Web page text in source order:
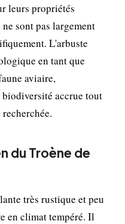
leurs propriétés
sont pas largement
L'arbuste
en tant que
aviaire,
accrue tout
du Troène de
très rustique et peu
en climat tempéré. Il